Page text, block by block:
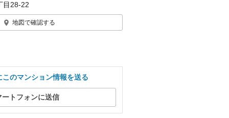
目28-22
地図で確認する
のマンション情報を送る
トフォンに送信